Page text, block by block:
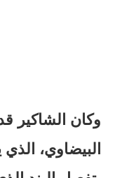
وكان الشاكير
البيضاوي،